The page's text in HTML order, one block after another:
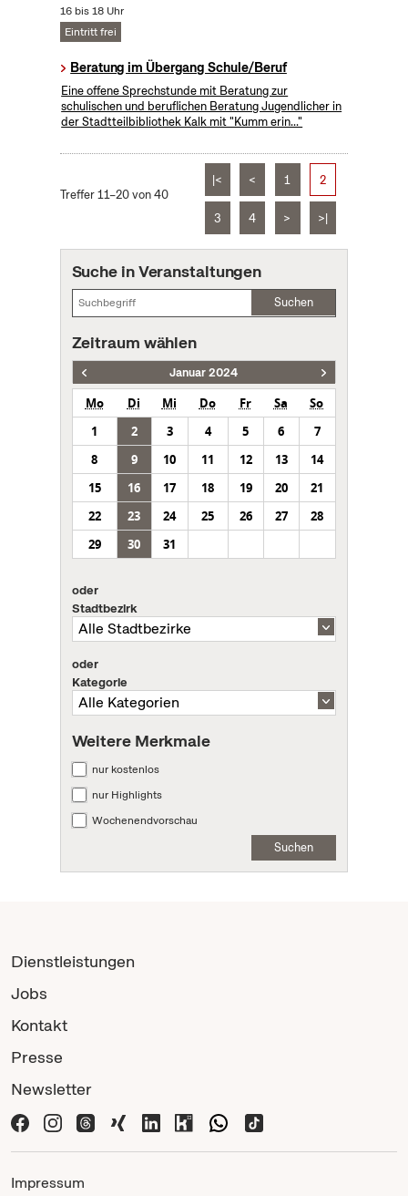
16 bis 18 Uhr
Eintritt frei
Beratung im Übergang Schule/Beruf
Eine offene Sprechstunde mit Beratung zur
schulischen und beruflichen Beratung Jugendlicher in
der Stadtteilbibliothek Kalk mit "Kumm erin..."
Treffer 11–20 von 40
|< < 1 2
3 4 > >|
Suche in Veranstaltungen
Suchen
Zeitraum wählen
Januar 2024
Mo Di Mi Do Fr Sa
So
1
2 3 4 5 6
7
8
9 10 11 12 13
14
15
16 17 18 19 20
21
22
23 24 25 26 27
28
29
30 31
oder
Stadtbezirk
oder
Kategorie
Weitere Merkmale
nur kostenlos
nur Highlights
Wochenendvorschau
Suchen
Dienstleistungen
Jobs
Kontakt
Presse
Newsletter
Impressum